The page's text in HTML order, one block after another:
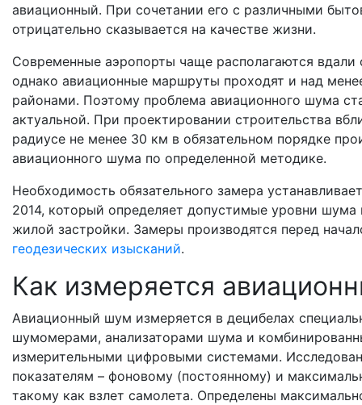
авиационный. При сочетании его с различными
отрицательно сказывается на качестве жизни.
Современные аэропорты чаще располагаются вдали
однако авиационные маршруты проходят и над
районами. Поэтому проблема авиационного шума
актуальной. При проектировании строительства
радиусе не менее 30 км в обязательном порядке
авиационного шума по определенной методике.
Необходимость обязательного замера
2014, который определяет допустимые уровни шума
жилой застройки. Замеры производятся перед
геодезических изысканий.
Как измеряется
Авиационный шум измеряется в децибелах
шумомерами, анализаторами шума и
измерительными цифровыми системами.
показателям – фоновому (постоянному) и
такому как взлет самолета. Определены